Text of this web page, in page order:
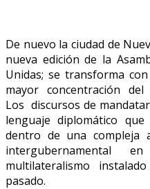
De nuevo la ciudad de
nueva edición de la
Unidas; se transforma
mayor concentración del
Los discursos de
lenguaje diplomático
dentro de una compleja
multilateralismo
pasado.